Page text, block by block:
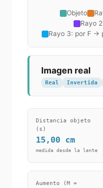
Objeto
Rayo
Rayo 3: por F →
Imagen real
Real Invertida
Distancia objeto
(s)
15,00 cm
medida desde la lente
Aumento (M =